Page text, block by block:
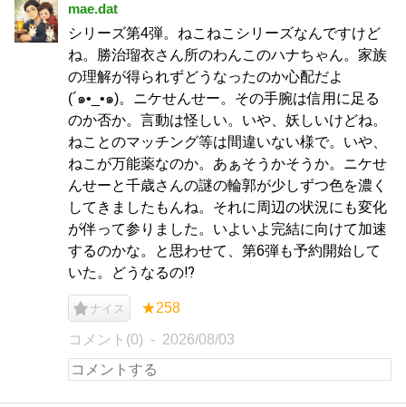
mae.dat
シリーズ第4弾。ねこねこシリーズなんですけど
ね。勝治瑠衣さん所のわんこのハナちゃん。家族
の理解が得られずどうなったのか心配だよ
(´๑•_•๑)。ニケせんせー。その手腕は信用に足る
のか否か。言動は怪しい。いや、妖しいけどね。
ねことのマッチング等は間違いない様で。いや、
ねこが万能薬なのか。あぁそうかそうか。ニケせ
んせーと千歳さんの謎の輪郭が少しずつ色を濃く
してきましたもんね。それに周辺の状況にも変化
が伴って参りました。いよいよ完結に向けて加速
するのかな。と思わせて、第6弾も予約開始して
いた。どうなるの⁉︎
ナイス ★258
コメント(0) 2026/08/03